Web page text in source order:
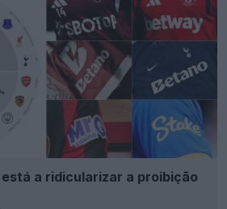
está a ridicularizar a proibição